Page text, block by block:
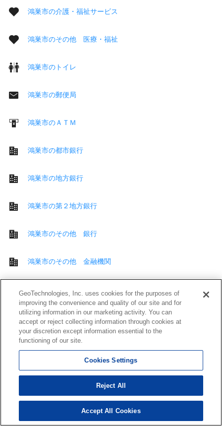
鴻巣市の介護・福祉サービス
鴻巣市のその他 医療・福祉
鴻巣市のトイレ
鴻巣市の郵便局
鴻巣市のＡＴＭ
鴻巣市の都市銀行
鴻巣市の地方銀行
鴻巣市の第２地方銀行
鴻巣市のその他 銀行
鴻巣市のその他 金融機関
鴻巣市の公共施設
鴻巣市の交番
鴻巣市の図書館
鴻巣市の保育施設
鴻巣市の学校
GeoTechnologies, Inc. uses cookies for the purposes of
improving the convenience and quality of our site and for
utilizing information in our marketing activity. You can
accept or reject collecting information through cookies at
your discretion except information essential to the
functioning of our site.
Cookies Settings
Reject All
Accept All Cookies